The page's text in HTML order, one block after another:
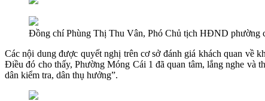
Đồng chí Phùng Thị Thu Vân, Phó Chủ tịch HĐND phường
Các nội dung được quyết nghị trên cơ sở đánh giá khách quan về
Điều đó cho thấy, Phường Móng Cái 1 đã quan tâm, lắng nghe và
dân kiểm tra, dân thụ hưởng”.